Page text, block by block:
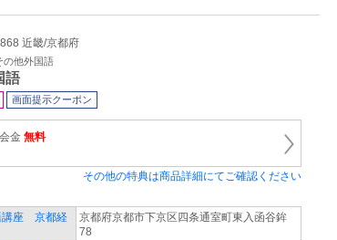
近畿/京都府
の他外国語
語
画面提示クーポン
金 無料
その他の特典は商品詳細にてご確認ください
講座 京都経
京都府京都市下京区四条通室町東入函谷鉾
78